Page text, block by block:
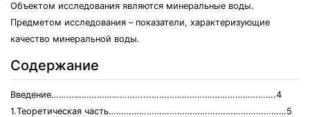
Объектом исследования являются минеральные воды.
Предметом исследования – показатели, характеризующие
качество минеральной воды.
Содержание
Введение……………………………......………………………………………….4
1.Теоретическая часть…………………………………….………………………5